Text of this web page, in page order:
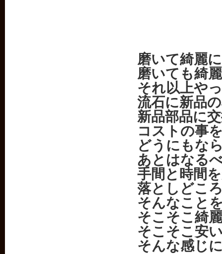
磨いて綺麗
磨いても綺
それ以上や
流石に新品
新品部品に
コストの事
どうにもな
あとはなる
手間と時間
落としどこ
そんなこと
そこそこ綺
そこそこ安
そんな感じ